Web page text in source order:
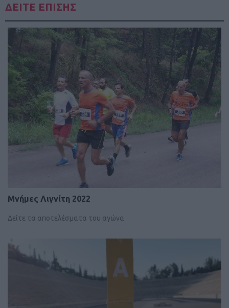
ΔΕΙΤΕ ΕΠΙΣΗΣ
Μνήμες Λιγνίτη 2022
Δείτε τα αποτελέσματα του αγώνα